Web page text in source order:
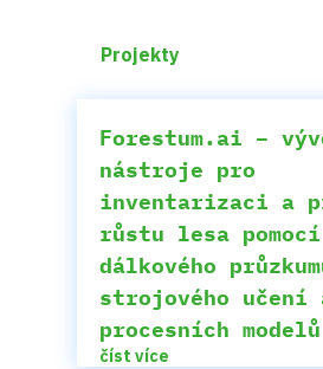
Projekty
Forestum.ai –
nástroje pro
inventarizaci a
růstu lesa pomocí
dálkového
strojového učení
procesních
číst více